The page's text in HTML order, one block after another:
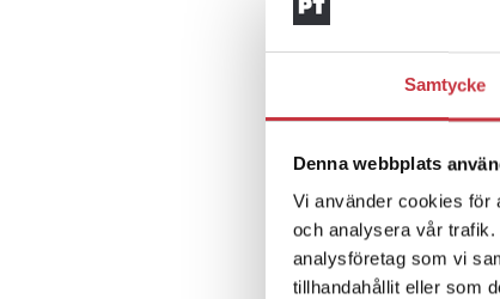
Samtycke
Denna webbplats
Vi använder cookies för
och analysera vår
analysföretag som vi
tillhandahållit eller som